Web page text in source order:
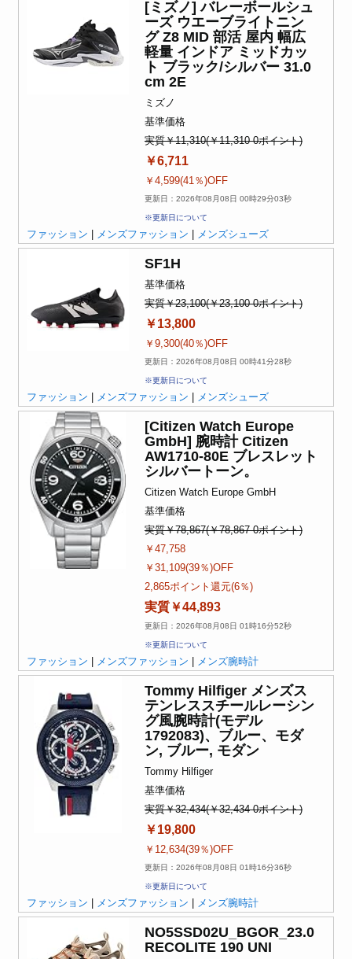
[ミズノ] バレーボールシュ
ーズ ウエーブライトニン
グ Z8 MID 部活 屋内 幅広
軽量 インドア ミッドカッ
ト ブラック/シルバー 31.0
cm 2E
ミズノ
基準価格
実質￥11,310(￥11,310-0ポイント)
￥6,711
￥4,599(41％)OFF
更新日：2026年08月08日 00時29分03秒
※更新日について
ファッション メンズファッション メンズシューズ
SF1H
基準価格
実質￥23,100(￥23,100-0ポイント)
￥13,800
￥9,300(40％)OFF
更新日：2026年08月08日 00時41分28秒
※更新日について
ファッション メンズファッション メンズシューズ
[Citizen Watch Europe
GmbH] 腕時計 Citizen
AW1710-80E ブレスレット
シルバートーン。
Citizen Watch Europe GmbH
基準価格
実質￥78,867(￥78,867-0ポイント)
￥47,758
￥31,109(39％)OFF
2,865ポイント還元(6％)
実質￥44,893
更新日：2026年08月08日 01時16分52秒
※更新日について
ファッション メンズファッション メンズ腕時計
Tommy Hilfiger メンズス
テンレススチールレーシン
グ風腕時計(モデル
1792083)、ブルー、モダ
ン, ブルー, モダン
Tommy Hilfiger
基準価格
実質￥32,434(￥32,434-0ポイント)
￥19,800
￥12,634(39％)OFF
更新日：2026年08月08日 01時16分36秒
※更新日について
ファッション メンズファッション メンズ腕時計
NO5SSD02U_BGOR_23.0
RECOLITE 190 UNI